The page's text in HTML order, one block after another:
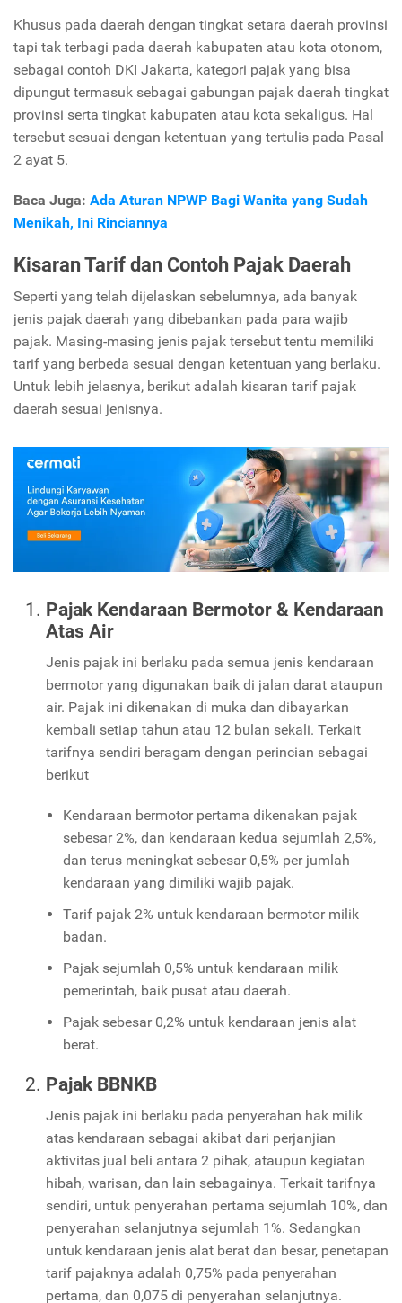
Khusus pada daerah dengan tingkat setara daerah provinsi
tapi tak terbagi pada daerah kabupaten atau kota otonom,
sebagai contoh DKI Jakarta, kategori pajak yang bisa
dipungut termasuk sebagai gabungan pajak daerah tingkat
provinsi serta tingkat kabupaten atau kota sekaligus. Hal
tersebut sesuai dengan ketentuan yang tertulis pada Pasal
2 ayat 5.
Baca Juga: Ada Aturan NPWP Bagi Wanita yang Sudah
Menikah, Ini Rinciannya
Kisaran Tarif dan Contoh Pajak Daerah
Seperti yang telah dijelaskan sebelumnya, ada banyak
jenis pajak daerah yang dibebankan pada para wajib
pajak. Masing-masing jenis pajak tersebut tentu memiliki
tarif yang berbeda sesuai dengan ketentuan yang berlaku.
Untuk lebih jelasnya, berikut adalah kisaran tarif pajak
daerah sesuai jenisnya.
Pajak Kendaraan Bermotor & Kendaraan
Atas Air
Jenis pajak ini berlaku pada semua jenis kendaraan
bermotor yang digunakan baik di jalan darat ataupun
air. Pajak ini dikenakan di muka dan dibayarkan
kembali setiap tahun atau 12 bulan sekali. Terkait
tarifnya sendiri beragam dengan perincian sebagai
berikut
Kendaraan bermotor pertama dikenakan pajak
sebesar 2%, dan kendaraan kedua sejumlah 2,5%,
dan terus meningkat sebesar 0,5% per jumlah
kendaraan yang dimiliki wajib pajak.
Tarif pajak 2% untuk kendaraan bermotor milik
badan.
Pajak sejumlah 0,5% untuk kendaraan milik
pemerintah, baik pusat atau daerah.
Pajak sebesar 0,2% untuk kendaraan jenis alat
berat.
Pajak BBNKB
Jenis pajak ini berlaku pada penyerahan hak milik
atas kendaraan sebagai akibat dari perjanjian
aktivitas jual beli antara 2 pihak, ataupun kegiatan
hibah, warisan, dan lain sebagainya. Terkait tarifnya
sendiri, untuk penyerahan pertama sejumlah 10%, dan
penyerahan selanjutnya sejumlah 1%. Sedangkan
untuk kendaraan jenis alat berat dan besar, penetapan
tarif pajaknya adalah 0,75% pada penyerahan
pertama, dan 0,075 di penyerahan selanjutnya.